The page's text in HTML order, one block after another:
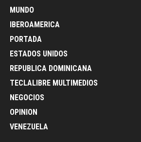
MUNDO
IBEROAMERICA
PORTADA
ESTADOS UNIDOS
REPUBLICA DOMINICANA
TECLALIBRE MULTIMEDIOS
NEGOCIOS
OPINION
VENEZUELA